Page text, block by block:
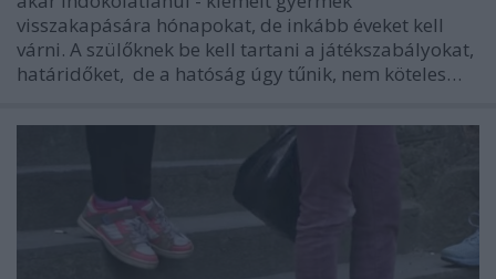
visszakapására hónapokat, de inkább éveket kell
várni. A szülőknek be kell tartani a játékszabályokat,
határidőket, de a hatóság úgy tűnik, nem köteles…